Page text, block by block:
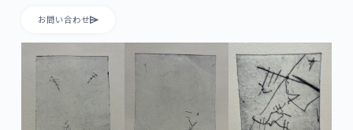
お問い合わせ